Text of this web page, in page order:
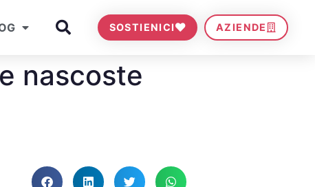
SOSTIENICI AZIENDE
nascoste